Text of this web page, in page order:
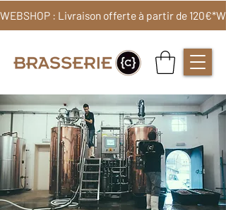
WEBSHOP : Livraison offerte à partir de 120€*